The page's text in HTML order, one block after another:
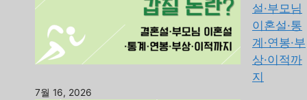
설·부모님
이혼설·통
계·연봉·부
상·이적까
지
7월 16, 2026